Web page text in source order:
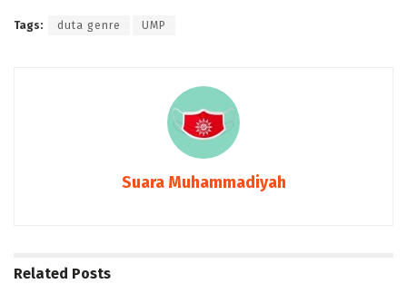
Tags: duta genre UMP
Suara Muhammadiyah
Related Posts